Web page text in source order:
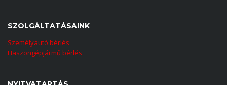
SZOLGÁLTATÁSAINK
Személyautó bérlés
Haszongépjármű bérlés